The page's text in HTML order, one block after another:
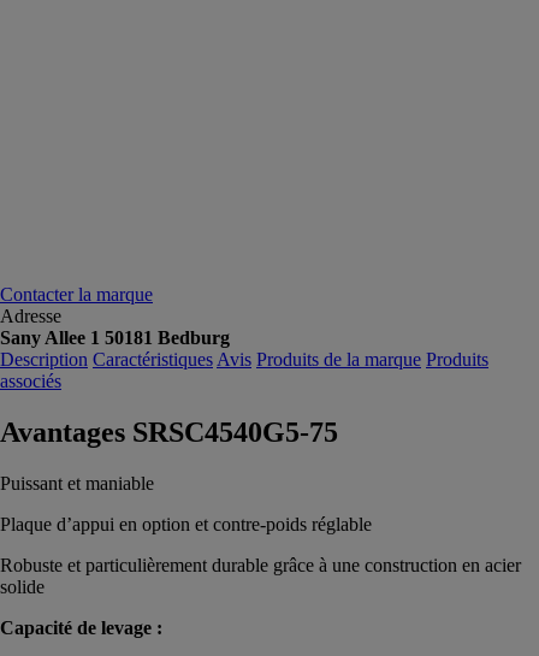
Contacter la marque
Adresse
Sany Allee 1 50181 Bedburg
Description Caractéristiques Avis Produits de la marque Produits
associés
Avantages SRSC4540G5-75
Puissant et maniable
Plaque d’appui en option et contre-poids réglable
Robuste et particulièrement durable grâce à une construction en acier
solide
Capacité de levage :